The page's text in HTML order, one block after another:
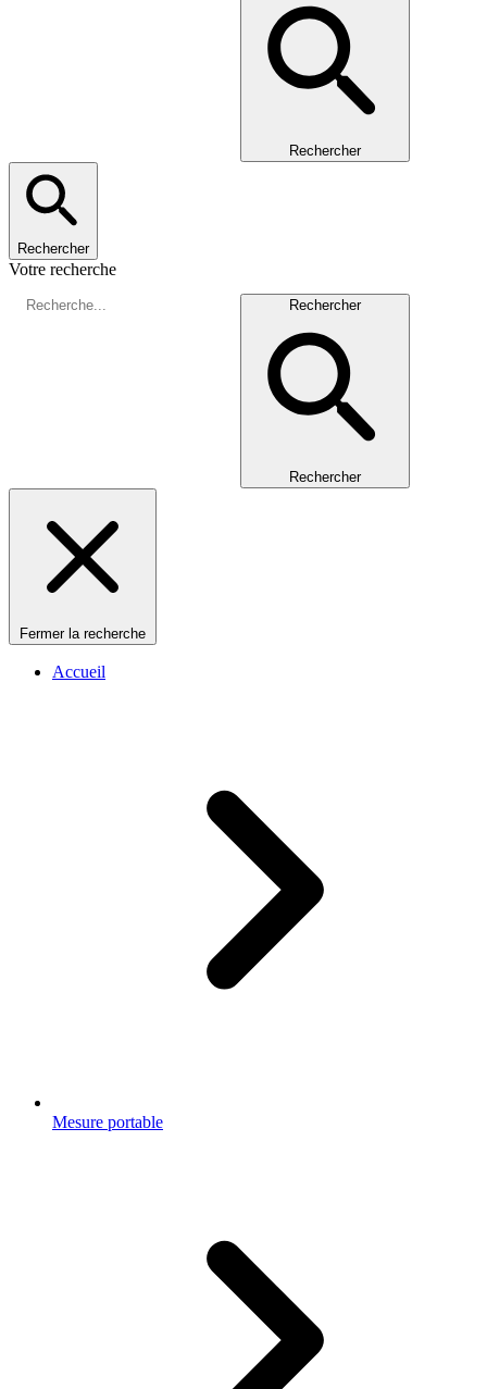
Rechercher
Rechercher
Votre recherche
Rechercher
Rechercher
Fermer la recherche
Accueil
Mesure portable